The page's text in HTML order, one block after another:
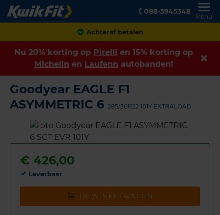
088-5945348
Menu
Achteraf betalen
Nu 20% korting op Pirelli en 15% korting op
Michelin en Laufenn autobanden!
Goodyear EAGLE F1
ASYMMETRIC 6 285/30R22 101Y EXTRALOAD
€ 426,00
Leverbaar
IN WINKELWAGEN